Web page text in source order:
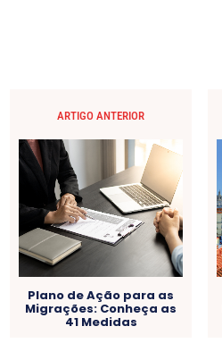
ARTIGO ANTERIOR
Plano de Ação para as
Migrações: Conheça as
41 Medidas